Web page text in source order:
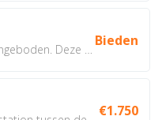
Bieden
€1.750